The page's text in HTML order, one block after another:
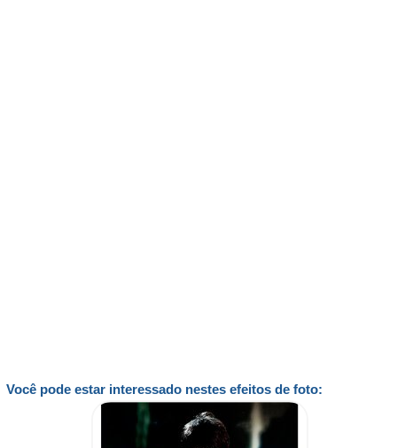
Você pode estar interessado nestes efeitos de foto: